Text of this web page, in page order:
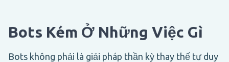
Bots Kém Ở Những Việc Gì
Bots không phải là giải pháp thần kỳ thay thế tư duy